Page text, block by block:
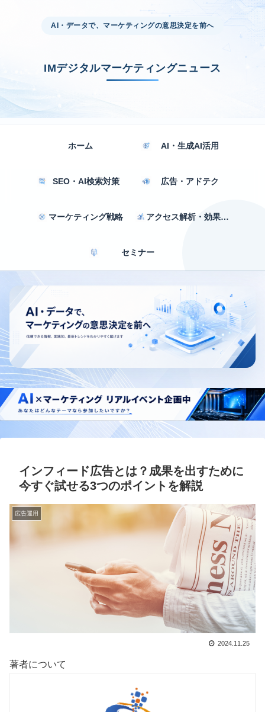
AI・データで、マーケティングの意思決定を前へ
IMデジタルマーケティングニュース
ホーム AI・生成AI活用
SEO・AI検索対策 広告・アドテク
マーケティング戦略 アクセス解析・効果測定
セミナー
インフィード広告とは？成果を出すために
今すぐ試せる3つのポイントを解説
広告運用
2024.11.25
著者について